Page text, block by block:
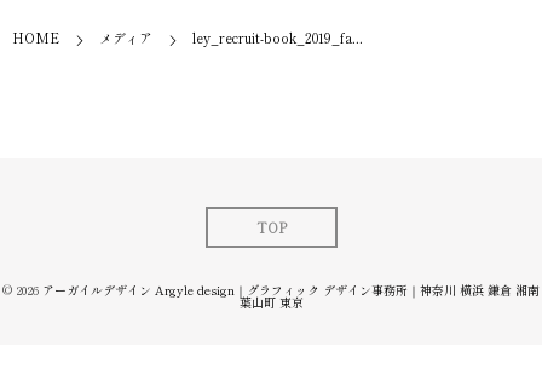
HOME メディア ley_recruit-book_2019_fa...
TOP
© 2026 アーガイルデザイン Argyle design｜グラフィック デザイン事務所｜神奈川 横浜 鎌倉 湘南
葉山町 東京